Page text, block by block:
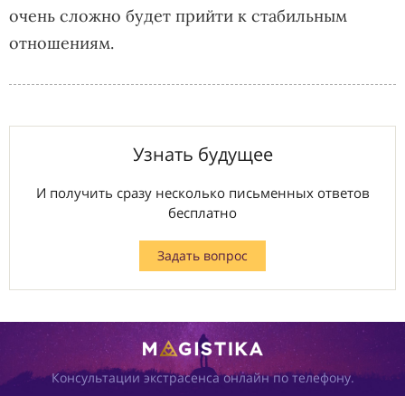
очень сложно будет прийти к стабильным
отношениям.
Узнать будущее
И получить сразу несколько письменных ответов
бесплатно
Задать вопрос
Консультации экстрасенса онлайн по телефону.